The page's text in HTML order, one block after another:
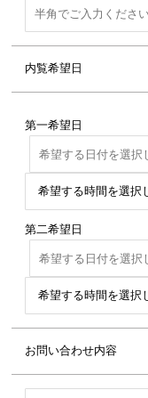
内覧希望日
第一希望日
第二希望日
お問い合わせ内容